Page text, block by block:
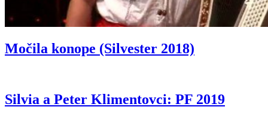
Močila konope (Silvester 2018)
Silvia a Peter Klimentovci: PF 2019